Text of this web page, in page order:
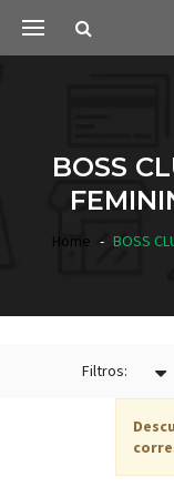
BOSS
Home BOSS
Filtros: